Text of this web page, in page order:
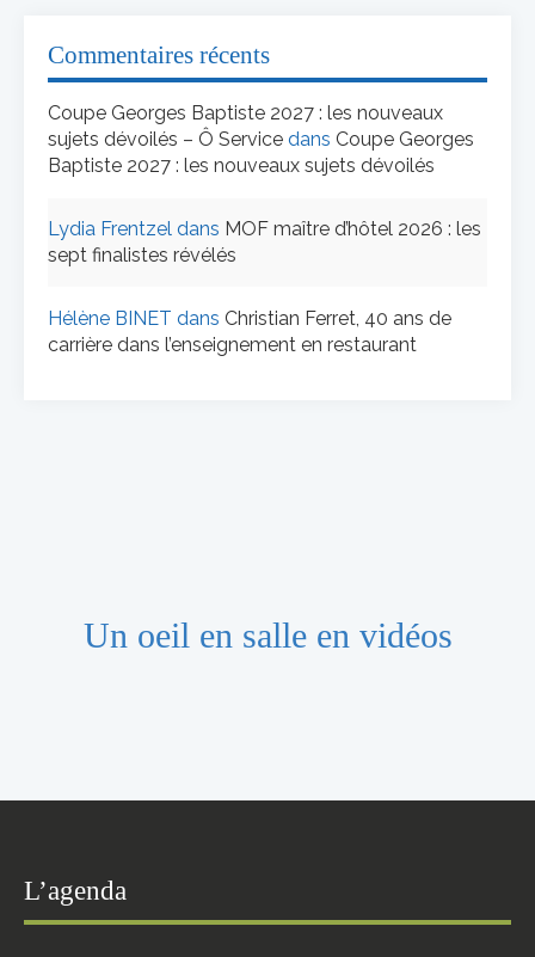
Commentaires récents
Coupe Georges Baptiste 2027 : les nouveaux
sujets dévoilés – Ô Service dans Coupe Georges
Baptiste 2027 : les nouveaux sujets dévoilés
Lydia Frentzel dans MOF maître d’hôtel 2026 : les
sept finalistes révélés
Hélène BINET dans Christian Ferret, 40 ans de
carrière dans l’enseignement en restaurant
Un oeil en salle en vidéos
L’agenda